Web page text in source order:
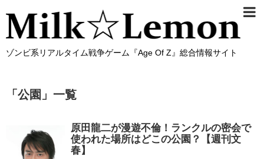
ゾンビ系リアルタイム戦争ゲーム『Age Of Z』総合情報サイト
「 公園 」 一覧
原田龍二が漫遊不倫！ランクルの密会で
使われた場所はどこの公園？【週刊文
春】